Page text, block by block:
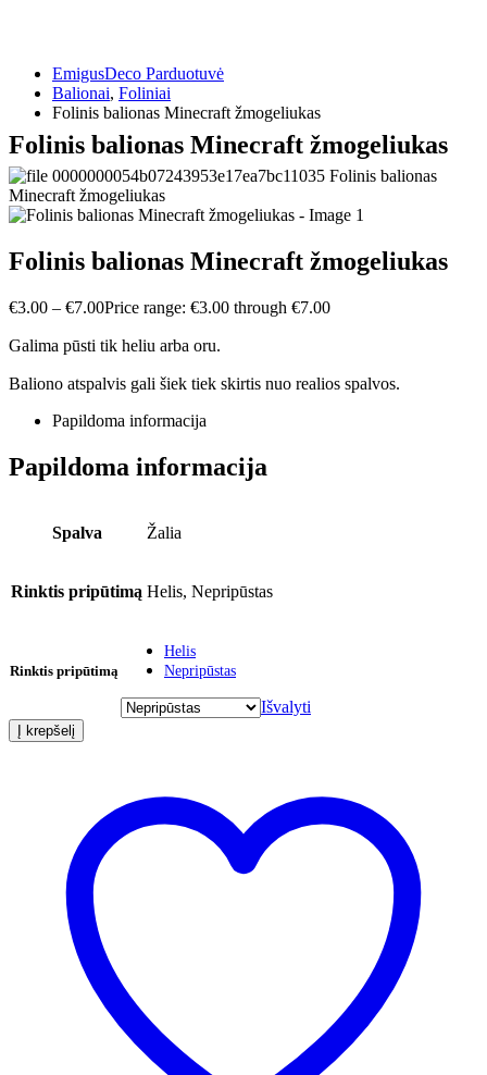
EmigusDeco Parduotuvė
Balionai, Foliniai
Folinis balionas Minecraft žmogeliukas
Folinis balionas Minecraft žmogeliukas
Folinis balionas Minecraft žmogeliukas
€3.00 – €7.00Price range: €3.00 through €7.00
Galima pūsti tik heliu arba oru.
Baliono atspalvis gali šiek tiek skirtis nuo realios spalvos.
Papildoma informacija
Papildoma informacija
Spalva Žalia
Rinktis pripūtimą Helis, Nepripūstas
Rinktis pripūtimą
Helis
Nepripūstas
Išvalyti
Į krepšelį